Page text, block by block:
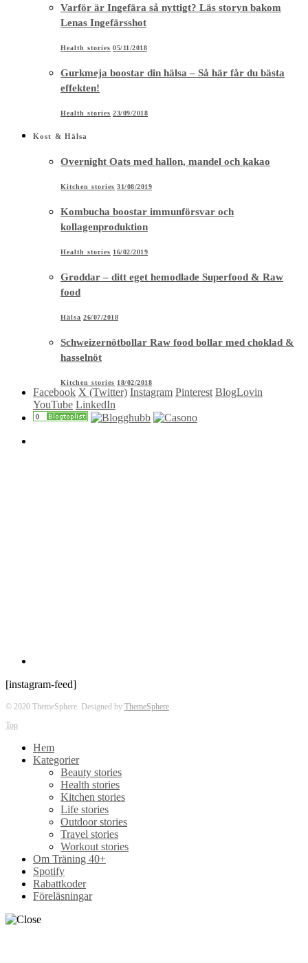
Varför är Ingefära så nyttigt? Läs storyn bakom
Lenas Ingefärsshot
Health stories 05/11/2018
Gurkmeja boostar din hälsa – Så här får du bästa
effekten!
Health stories 23/09/2018
Kost & Hälsa
Overnight Oats med hallon, mandel och kakao
Kitchen stories 31/08/2019
Kombucha boostar immunförsvar och
kollagenproduktion
Health stories 16/02/2019
Groddar – ditt eget hemodlade Superfood & Raw
food
Hälsa 26/07/2018
Schweizernötbollar Raw food bollar med choklad &
hasselnöt
Kitchen stories 18/02/2018
Facebook X (Twitter) Instagram Pinterest BlogLovin
YouTube LinkedIn
[instagram-feed]
© 2020 ThemeSphere. Designed by ThemeSphere.
Top
Hem
Kategorier
Beauty stories
Health stories
Kitchen stories
Life stories
Outdoor stories
Travel stories
Workout stories
Om Träning 40+
Spotify
Rabattkoder
Föreläsningar